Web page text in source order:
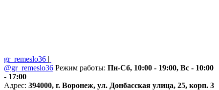
gr_remeslo36 |
@gr_remeslo36 Режим работы: Пн-Сб, 10:00 - 19:00, Вс - 10:00
- 17:00
Адрес: 394000, г. Воронеж, ул. Донбасская улица, 25, корп. 3